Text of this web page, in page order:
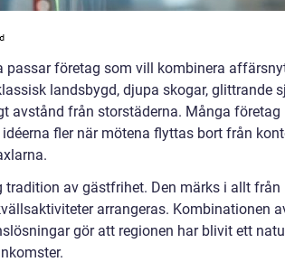
passar företag som vill kombinera
landsbygd, djupa skogar, glittrande
avstånd från storstäderna. Många
fler när mötena flyttas bort från
tradition av gästfrihet. Den märks i allt
arrangeras. Kombinationen
gör att regionen har blivit ett